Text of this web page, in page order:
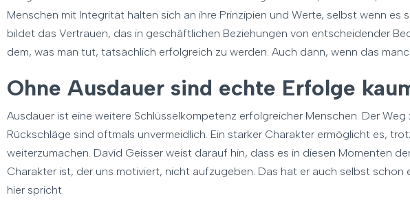
Menschen mit Integrität halten sich an ihre Prinzipien und Werte, selbst wenn es
bildet das Vertrauen, das in geschäftlichen Beziehungen von entscheidender
dem, was man tut, tatsächlich erfolgreich zu werden. Auch dann, wenn das
Ohne Ausdauer sind echte Erfolge
Ausdauer ist eine weitere Schlüsselkompetenz erfolgreicher Menschen. Der
Rückschläge sind oftmals unvermeidlich. Ein starker Charakter ermöglicht es,
weiterzumachen. David Geisser weist darauf hin, dass es in diesen Momenten
Charakter ist, der uns motiviert, nicht aufzugeben. Das hat er auch selbst
hier spricht.